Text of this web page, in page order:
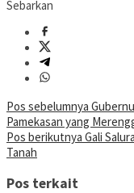
Sebarkan
Navigasi
pos
Pos sebelumnya
Pamekasan yang
Pos berikutnya Gali
Tanah
Pos terkait